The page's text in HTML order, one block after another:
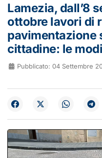
Lamezia, dall’8
ottobre lavori di
pavimentazione
cittadine: le
Pubblicato: 04 Settembre